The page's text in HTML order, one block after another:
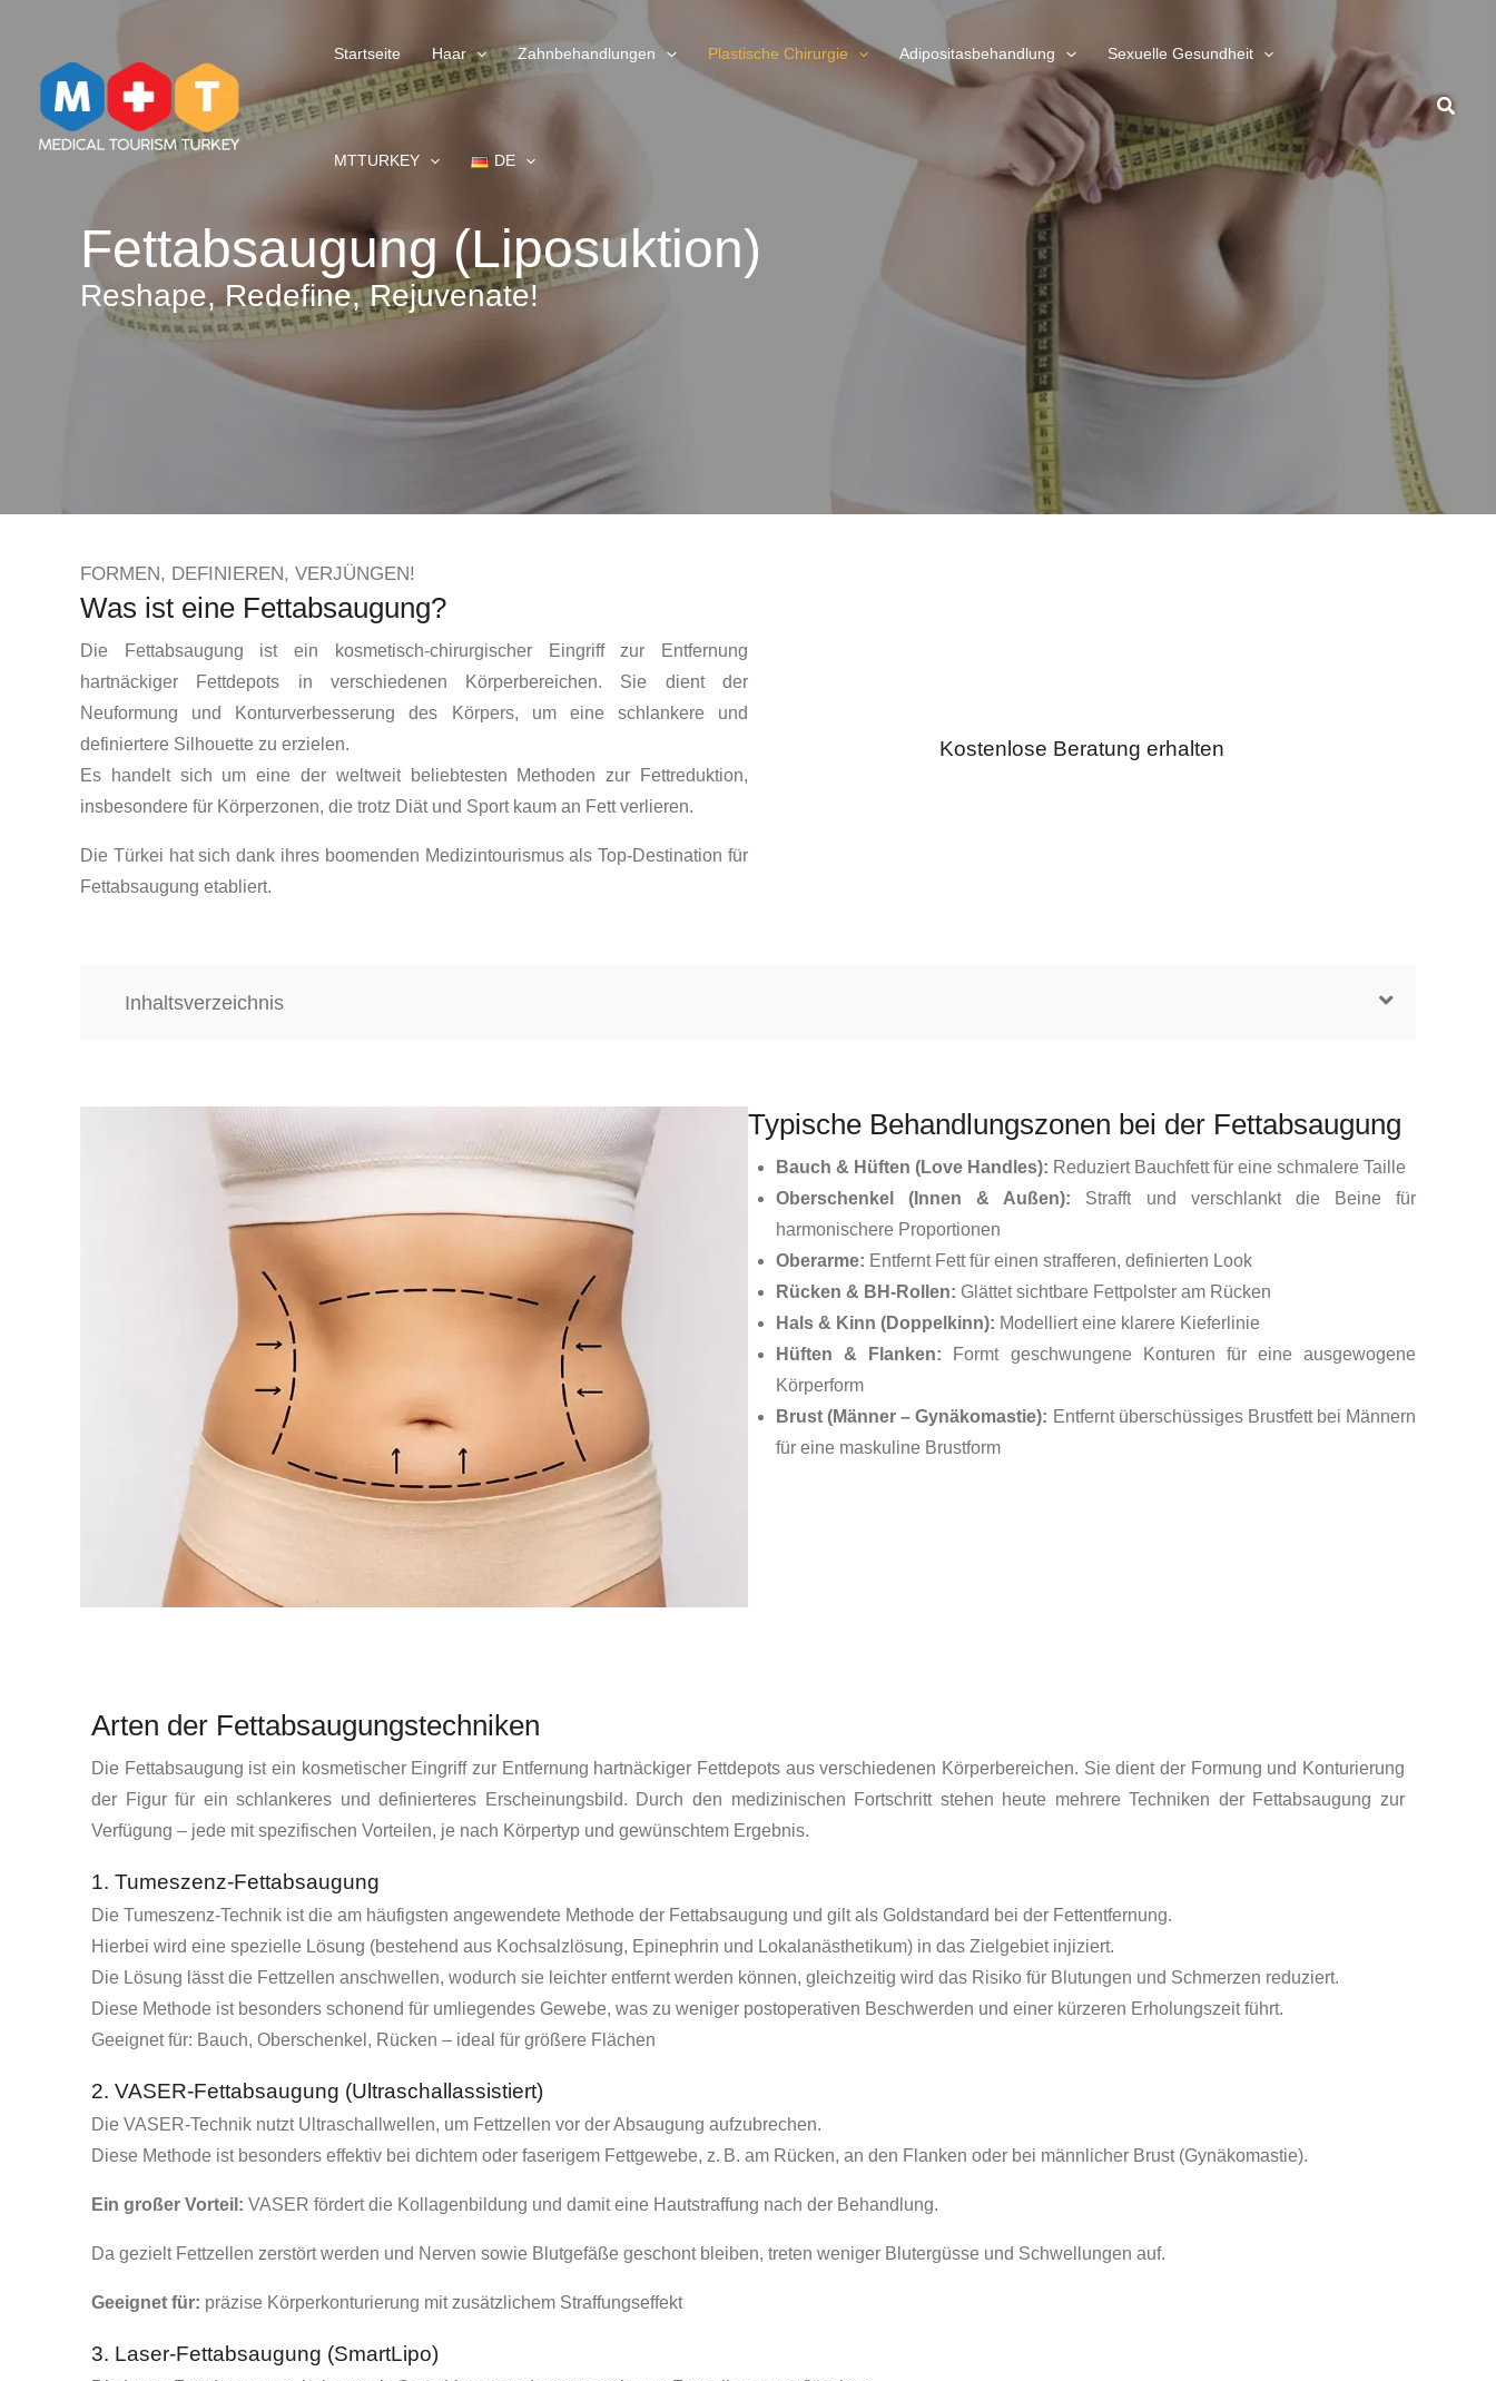
springen
Startseite Haar Zahnbehandlungen Plastische Chirurgie Adipositasbehandlung Sexuelle Gesundheit
MTTURKEY DE
Fettabsaugung (Liposuktion)
Reshape, Redefine, Rejuvenate!
FORMEN, DEFINIEREN, VERJÜNGEN!
Was ist eine Fettabsaugung?
Die Fettabsaugung ist ein kosmetisch-chirurgischer Eingriff zur Entfernung
hartnäckiger Fettdepots in verschiedenen Körperbereichen. Sie dient der
Neuformung und Konturverbesserung des Körpers, um eine schlankere und
definiertere Silhouette zu erzielen.
Es handelt sich um eine der weltweit beliebtesten Methoden zur Fettreduktion,
insbesondere für Körperzonen, die trotz Diät und Sport kaum an Fett verlieren.
Die Türkei hat sich dank ihres boomenden Medizintourismus als Top-Destination für
Fettabsaugung etabliert.
Kostenlose Beratung erhalten
Inhaltsverzeichnis
Typische Behandlungszonen bei der Fettabsaugung
Bauch & Hüften (Love Handles): Reduziert Bauchfett für eine schmalere Taille
Oberschenkel (Innen & Außen): Strafft und verschlankt die Beine für
harmonischere Proportionen
Oberarme: Entfernt Fett für einen strafferen, definierten Look
Rücken & BH-Rollen: Glättet sichtbare Fettpolster am Rücken
Hals & Kinn (Doppelkinn): Modelliert eine klarere Kieferlinie
Hüften & Flanken: Formt geschwungene Konturen für eine ausgewogene
Körperform
Brust (Männer – Gynäkomastie): Entfernt überschüssiges Brustfett bei Männern
für eine maskuline Brustform
Arten der Fettabsaugungstechniken
Die Fettabsaugung ist ein kosmetischer Eingriff zur Entfernung hartnäckiger Fettdepots aus verschiedenen Körperbereichen. Sie dient der Formung und Konturierung
der Figur für ein schlankeres und definierteres Erscheinungsbild. Durch den medizinischen Fortschritt stehen heute mehrere Techniken der Fettabsaugung zur
Verfügung – jede mit spezifischen Vorteilen, je nach Körpertyp und gewünschtem Ergebnis.
1. Tumeszenz-Fettabsaugung
Die Tumeszenz-Technik ist die am häufigsten angewendete Methode der Fettabsaugung und gilt als Goldstandard bei der Fettentfernung.
Hierbei wird eine spezielle Lösung (bestehend aus Kochsalzlösung, Epinephrin und Lokalanästhetikum) in das Zielgebiet injiziert.
Die Lösung lässt die Fettzellen anschwellen, wodurch sie leichter entfernt werden können, gleichzeitig wird das Risiko für Blutungen und Schmerzen reduziert.
Diese Methode ist besonders schonend für umliegendes Gewebe, was zu weniger postoperativen Beschwerden und einer kürzeren Erholungszeit führt.
Geeignet für: Bauch, Oberschenkel, Rücken – ideal für größere Flächen
2. VASER-Fettabsaugung (Ultraschallassistiert)
Die VASER-Technik nutzt Ultraschallwellen, um Fettzellen vor der Absaugung aufzubrechen.
Diese Methode ist besonders effektiv bei dichtem oder faserigem Fettgewebe, z. B. am Rücken, an den Flanken oder bei männlicher Brust (Gynäkomastie).
Ein großer Vorteil: VASER fördert die Kollagenbildung und damit eine Hautstraffung nach der Behandlung.
Da gezielt Fettzellen zerstört werden und Nerven sowie Blutgefäße geschont bleiben, treten weniger Blutergüsse und Schwellungen auf.
Geeignet für: präzise Körperkonturierung mit zusätzlichem Straffungseffekt
3. Laser-Fettabsaugung (SmartLipo)